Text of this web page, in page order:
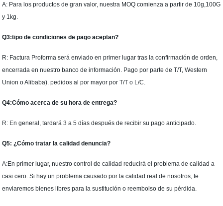
A: Para los productos de gran valor, nuestra MOQ comienza a partir de 10g,100G
y 1kg.
Q3:tipo de condiciones de pago aceptan?
R: Factura Proforma será enviado en primer lugar tras la confirmación de orden,
encerrada en nuestro banco de información. Pago por parte de T/T, Western
Union o Alibaba). pedidos al por mayor por T/T o L/C.
Q4:Cómo acerca de su hora de entrega?
R: En general, tardará 3 a 5 días después de recibir su pago anticipado.
Q5: ¿Cómo tratar la calidad denuncia?
A:En primer lugar, nuestro control de calidad reducirá el problema de calidad a
casi cero. Si hay un problema causado por la calidad real de nosotros, te
enviaremos bienes libres para la sustitución o reembolso de su pérdida.